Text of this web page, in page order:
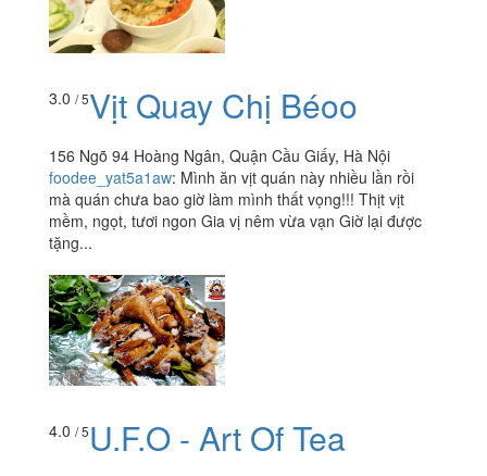
3.0 / 5Vịt Quay Chị Béoo
156 Ngõ 94 Hoàng Ngân, Quận Cầu Giấy, Hà Nội
foodee_yat5a1aw: Mình ăn vịt quán này nhiều lần rồi
mà quán chưa bao giờ làm mình thất vọng!!! Thịt vịt
mềm, ngọt, tươi ngon Gia vị nêm vừa vạn Giờ lại được
tặng...
4.0 / 5U.F.O - Art Of Tea